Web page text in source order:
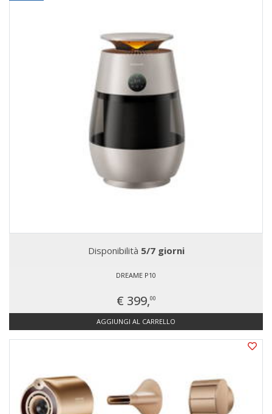
Disponibilità 5/7 giorni
DREAME P10
€ 399,00
AGGIUNGI AL CARRELLO